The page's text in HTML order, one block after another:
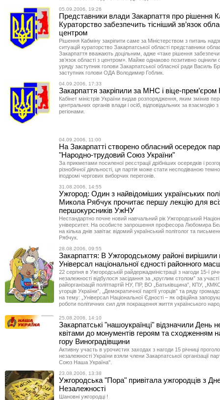
05.09.2006, 19:26
Представники влади Закарпаття про рішення
Кураторство забезпечить тісніший зв’язок
центром
Рішення Кабміну закріпити саме за Міністерством з питань
ситуацій кураторство Закарпатської області представники
Закарпаття вважають доцільним, адже «таке рішення
зв’язок області з центром». Майже однаково позитивно оцінили
уряду заступник голови Закарпатської обласної ради Василь
заступник голови ОДА Володимир Гоблик.
04.09.2006, 17:33
Закарпаття закріпили за МНС і віце-
Кабінет міністрів України видав розпорядження, яким змінив
центральних органів влади і осіб, відповідальних за взаємодію
регіонами.
04.09.2006, 11:00
На Закарпатті створено обласний осередок
"Народно-трудовий Союз України"
За прикметами посиленої реєстрації дрібніших осередків і
різнобічної діяльності, ця партія може стати несподіваною
іподромі чергових виборчих перегонів.
31.08.2006, 14:55
Ужгород: Один з найвідоміших українських
Микола Рябчук прочитає першу лекцію для
першокурсників УжНУ
Нестандартно почне новий навчальний рік Ужгородський
університет. На особисте запрошення професора Любомира
на кілька днів завітає відомий український політолог та
Рябчук.
28.08.2006, 09:55
Закарпаття: В Ужгородському районі вирішили
Універсал національної єдності районного
22 серпня в Ужгородській райдержадміністрації з нагоди 15-ї
незалежності відбулося засідання за „круглим столом” за участі
райорганізацій політпартій НУ, ПР, ВО „Батьківщина”, КПУ,
угорців України”, „Демократичної партії угорців” та ряду
на тему: „Універсал Національної Єдності – як офіційна
роботи політичних сил для покращення життя українського
25.08.2006, 14:10
Закарпатські "нашоукраїнці" відзначили День
квітами до монументів героям та сходженням
гору Виноградівщини
Активну участь в урочистих заходах з нагоди 15 річниці
незалежності України взяли члени Закарпатської організації
Союз Наша Україна".
23.08.2006, 13:38
Ужгородська "Пора" привітала ужгородців з
Незалежності
Шановні ужгородці !